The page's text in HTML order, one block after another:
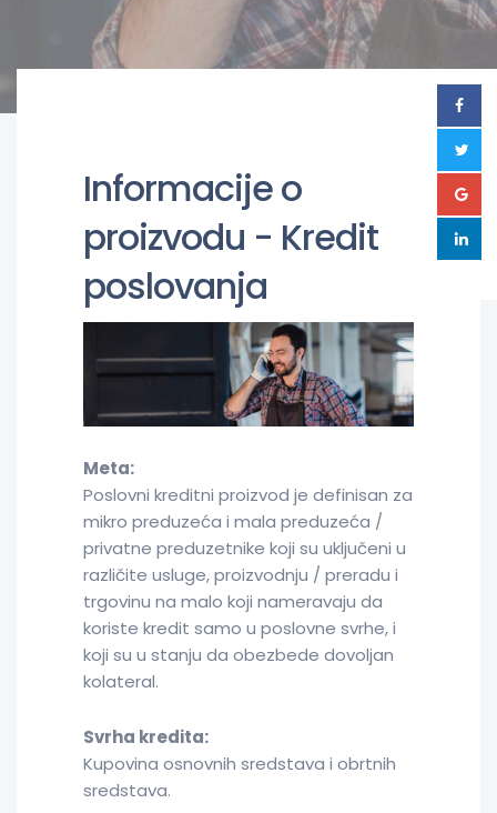
Informacije o
proizvodu - Kredit
poslovanja
Meta:
Poslovni kreditni proizvod je definisan za
mikro preduzeća i mala preduzeća /
privatne preduzetnike koji su uključeni u
različite usluge, proizvodnju / preradu i
trgovinu na malo koji nameravaju da
koriste kredit samo u poslovne svrhe, i
koji su u stanju da obezbede dovoljan
kolateral.
Svrha kredita:
Kupovina osnovnih sredstava i obrtnih
sredstava.